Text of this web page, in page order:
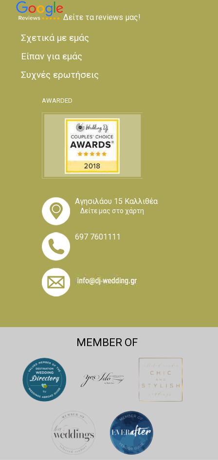
Δείτε τα reviews μας!
Σχετικά με εμάς
Είπαν για εμάς
Συχνές ερωτήσεις
AWARDED
Αγησιλάου 15 Καλλιθέα
Δείτε μας στο χάρτη
697 7601111
MEMBER OF